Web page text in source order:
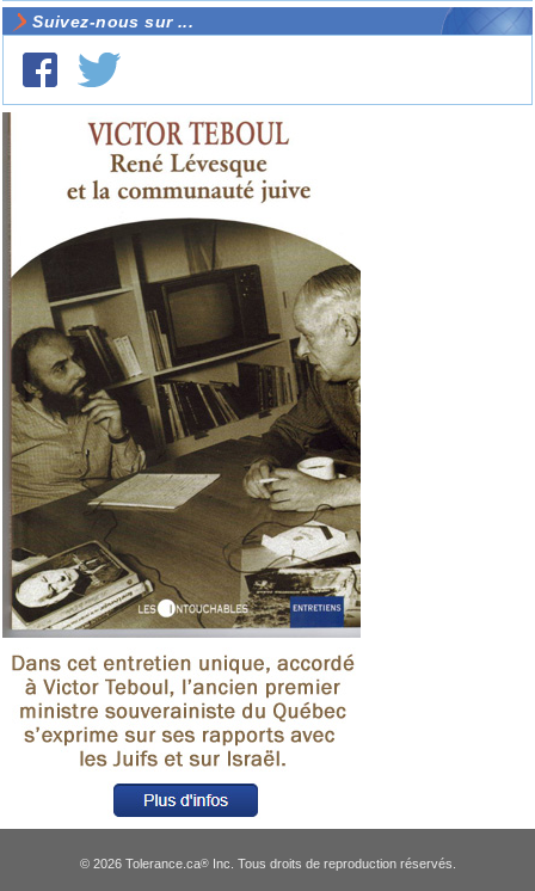
Suivez-nous sur ...
© 2026 Tolerance.ca®Inc. Tous droits de reproduction réservés.